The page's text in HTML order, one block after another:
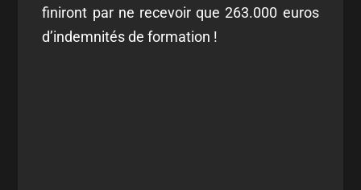
finiront par ne recevoir que 263.000 euros
d’indemnités de formation !